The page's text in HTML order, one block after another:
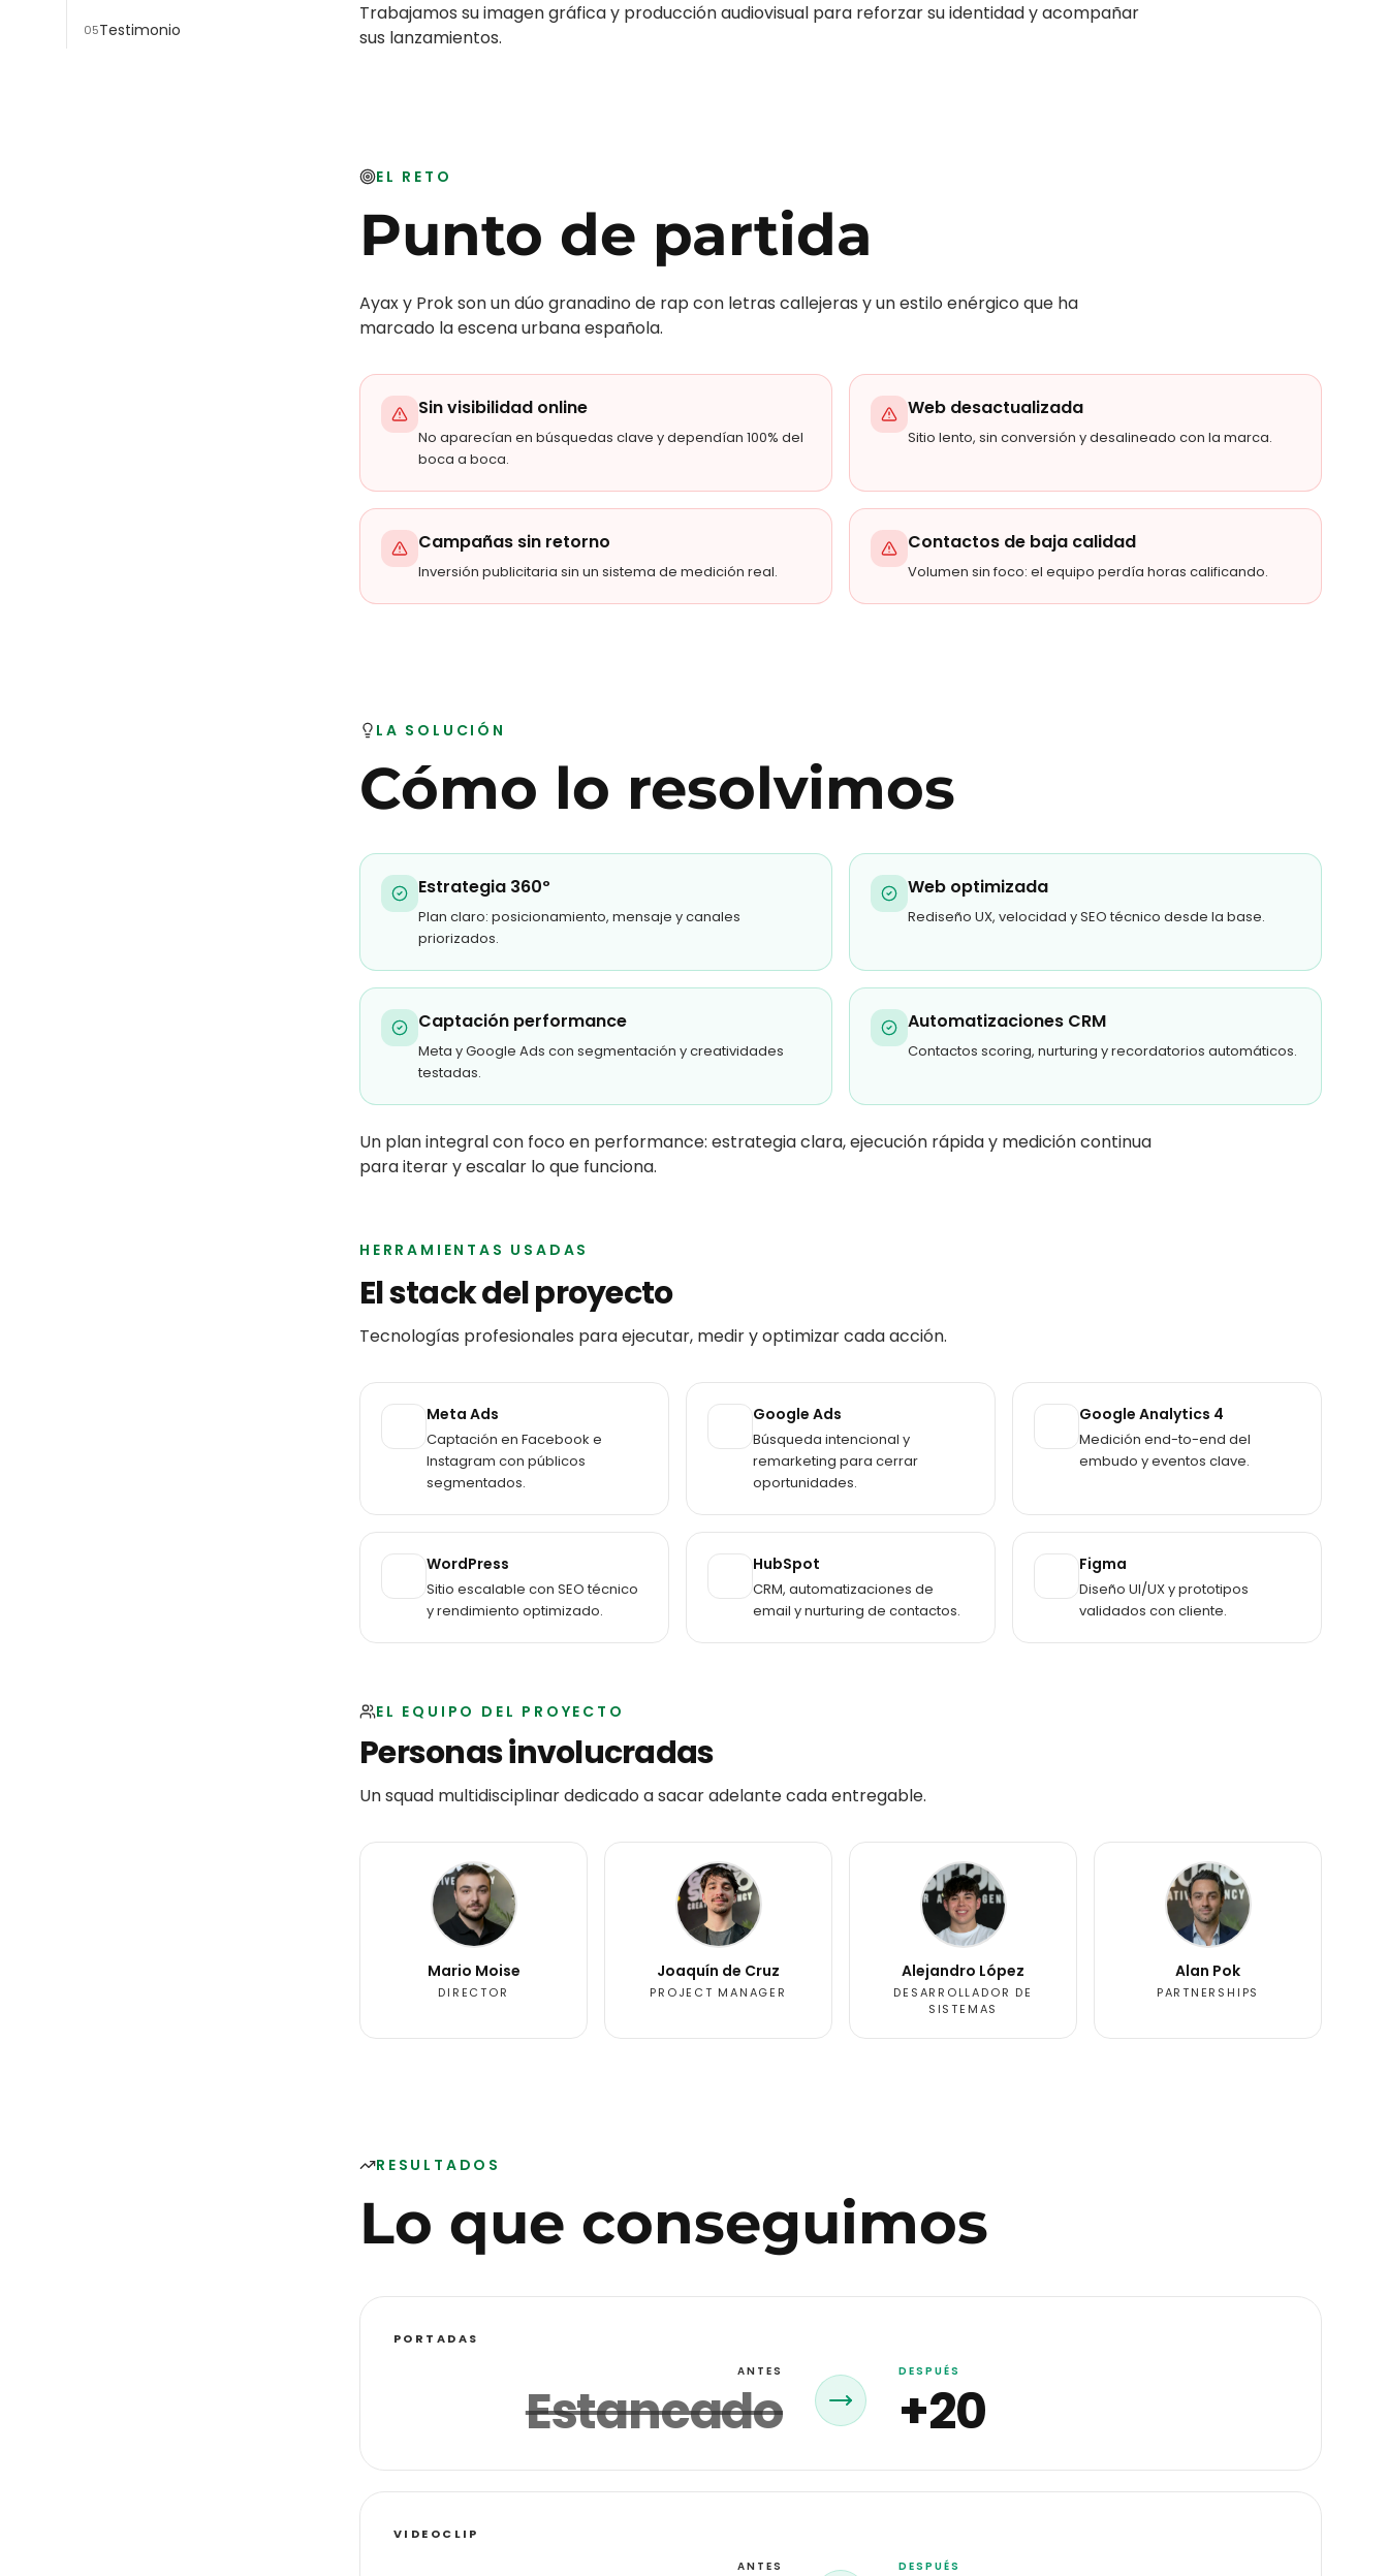
05Testimonio
Trabajamos su imagen gráfica y producción audiovisual para reforzar su identidad y acompañar
sus lanzamientos.
EL RETO
Punto de partida
Ayax y Prok son un dúo granadino de rap con letras callejeras y un estilo enérgico que ha
marcado la escena urbana española.
Sin visibilidad online
No aparecían en búsquedas clave y dependían 100% del
boca a boca.
Web desactualizada
Sitio lento, sin conversión y desalineado con la marca.
Campañas sin retorno
Inversión publicitaria sin un sistema de medición real.
Contactos de baja calidad
Volumen sin foco: el equipo perdía horas calificando.
LA SOLUCIÓN
Cómo lo resolvimos
Estrategia 360º
Plan claro: posicionamiento, mensaje y canales
priorizados.
Web optimizada
Rediseño UX, velocidad y SEO técnico desde la base.
Captación performance
Meta y Google Ads con segmentación y creatividades
testadas.
Automatizaciones CRM
Contactos scoring, nurturing y recordatorios automáticos.
Un plan integral con foco en performance: estrategia clara, ejecución rápida y medición continua
para iterar y escalar lo que funciona.
HERRAMIENTAS USADAS
El stack del proyecto
Tecnologías profesionales para ejecutar, medir y optimizar cada acción.
Meta Ads
Captación en Facebook e
Instagram con públicos
segmentados.
Google Ads
Búsqueda intencional y
remarketing para cerrar
oportunidades.
Google Analytics 4
Medición end-to-end del
embudo y eventos clave.
WordPress
Sitio escalable con SEO técnico
y rendimiento optimizado.
HubSpot
CRM, automatizaciones de
email y nurturing de contactos.
Figma
Diseño UI/UX y prototipos
validados con cliente.
EL EQUIPO DEL PROYECTO
Personas involucradas
Un squad multidisciplinar dedicado a sacar adelante cada entregable.
Mario Moise
DIRECTOR
Joaquín de Cruz
PROJECT MANAGER
Alejandro López
DESARROLLADOR DE
SISTEMAS
Alan Pok
PARTNERSHIPS
RESULTADOS
Lo que conseguimos
PORTADAS
ANTES
Estancado
DESPUÉS
+20
VIDEOCLIP
ANTES DESPUÉS